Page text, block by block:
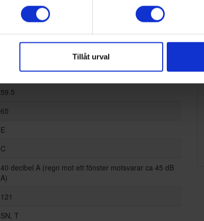
Tillåt urval
SMEG
FS18EV3HX
59.5
65
E
C
40 decibel A (regn mot ett fönster motsvarar ca 45 dB
A)
121
SN, T